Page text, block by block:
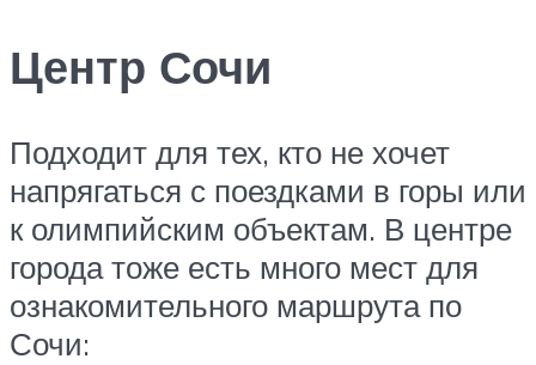
Центр Сочи
Подходит для тех, кто не хочет
напрягаться с поездками в горы или
к олимпийским объектам. В центре
города тоже есть много мест для
ознакомительного маршрута по
Сочи: